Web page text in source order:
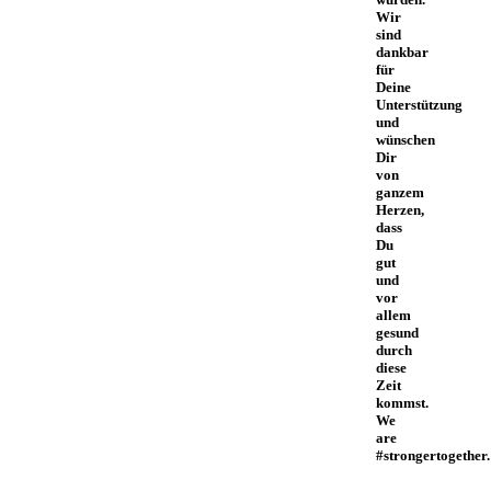
Wir
sind
dankbar
für
Deine
Unterstützung
und
wünschen
Dir
von
ganzem
Herzen,
dass
Du
gut
und
vor
allem
gesund
durch
diese
Zeit
kommst.
We
are
#strongertogether.